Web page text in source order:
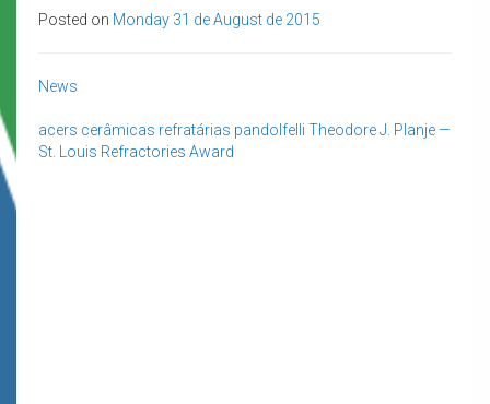
Posted on Monday 31 de August de 2015
News
acers cerâmicas refratárias pandolfelli Theodore J. Planje —
St. Louis Refractories Award